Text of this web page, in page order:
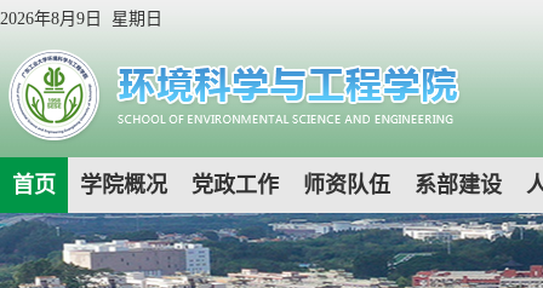
2026年8月9日 星期日
首页 学院概况 党政工作 师资队伍 系部建设